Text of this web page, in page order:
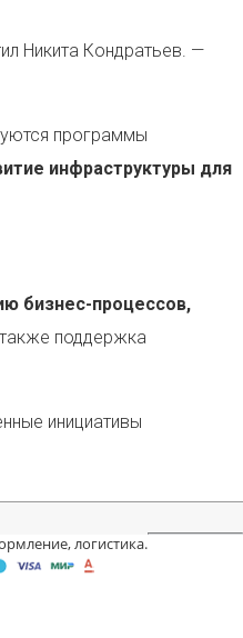
Никита Кондратьев. —
программы
инфраструктуры для
бизнес-процессов,
поддержка
инициативы
логистика.